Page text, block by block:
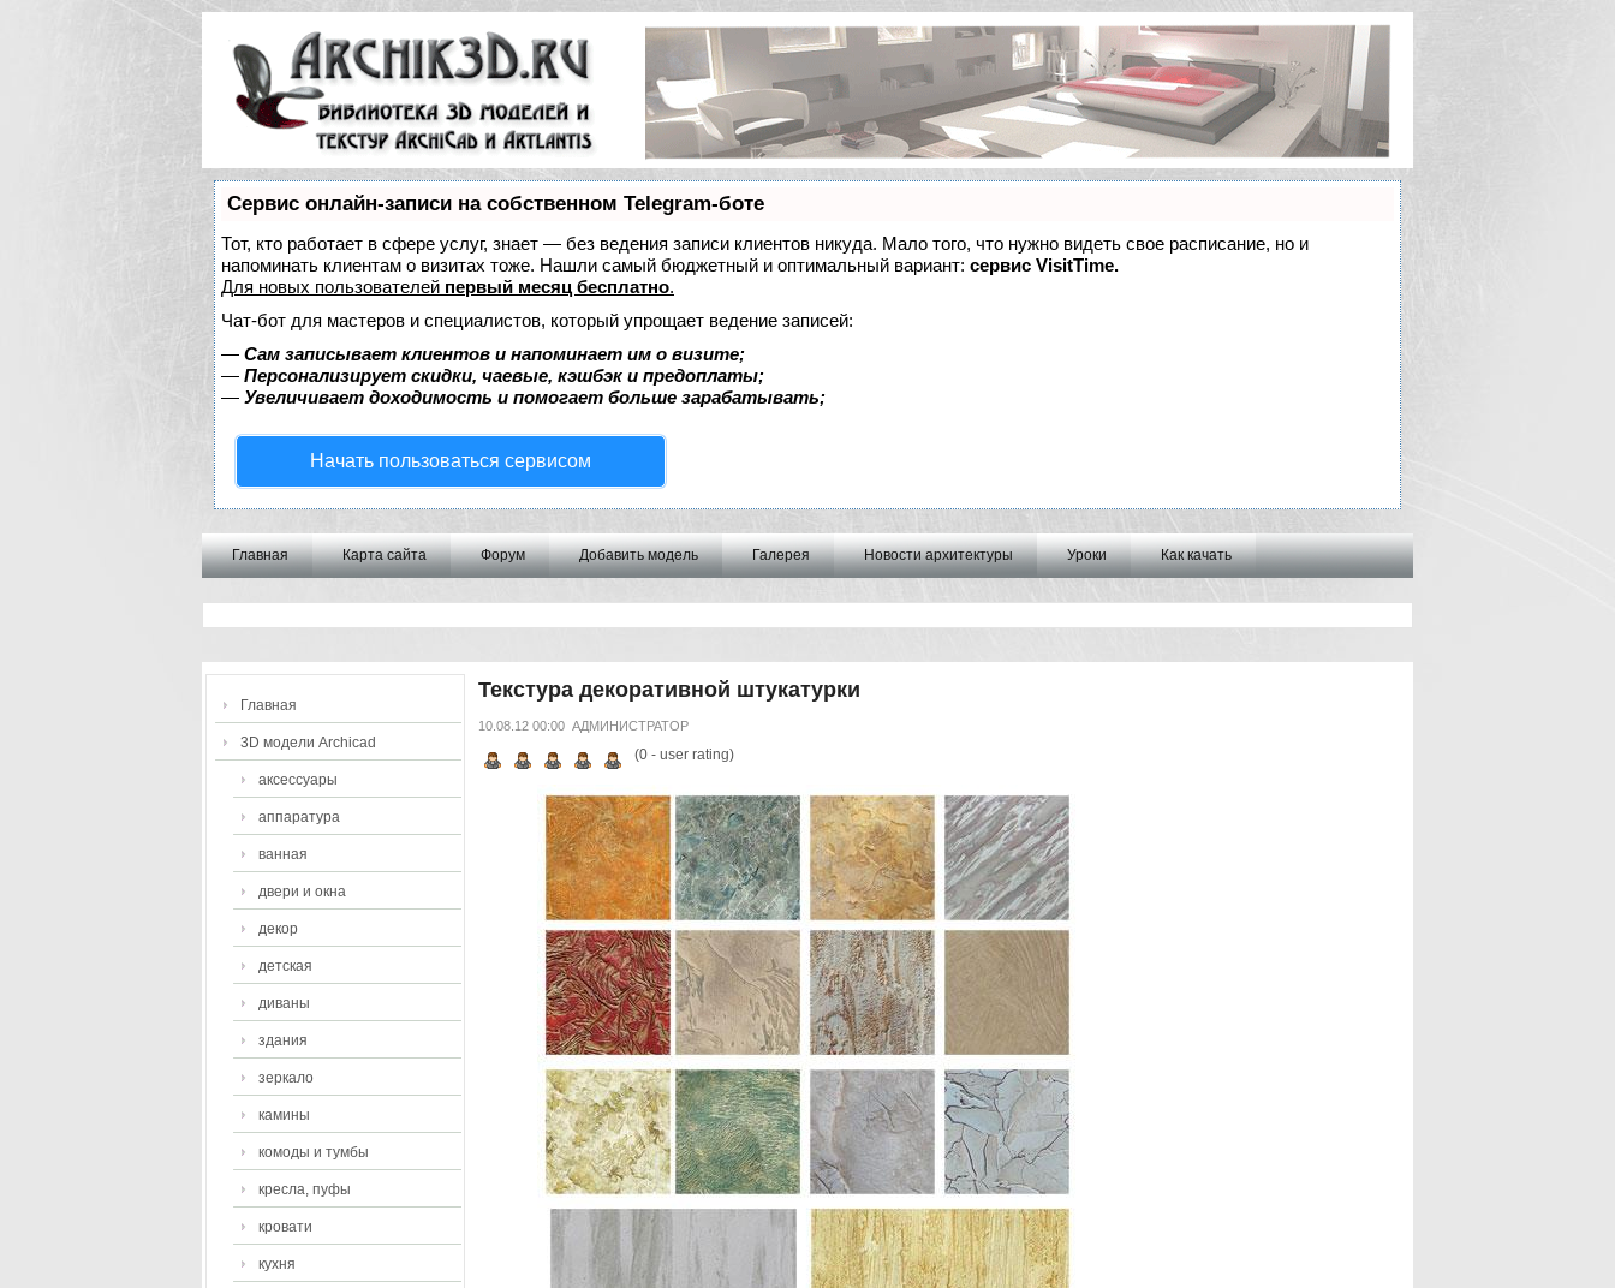
Сервис онлайн-записи на собственном Telegram-боте
Тот, кто работает в сфере услуг, знает — без ведения записи клиентов никуда. Мало того, что нужно видеть свое расписание, но и
напоминать клиентам о визитах тоже. Нашли самый бюджетный и оптимальный вариант: сервис VisitTime.
Для новых пользователей первый месяц бесплатно.
Чат-бот для мастеров и специалистов, который упрощает ведение записей:
— Сам записывает клиентов и напоминает им о визите;
— Персонализирует скидки, чаевые, кэшбэк и предоплаты;
— Увеличивает доходимость и помогает больше зарабатывать;
Начать пользоваться сервисом
Главная Карта сайта Форум Добавить модель Галерея Новости архитектуры Уроки Как качать
Главная
3D модели Archicad
аксессуары
аппаратура
ванная
двери и окна
декор
детская
диваны
здания
зеркало
камины
комоды и тумбы
кресла, пуфы
кровати
кухня
Текстура декоративной штукатурки
10.08.12 00:00 АДМИНИСТРАТОР
(0- user rating)